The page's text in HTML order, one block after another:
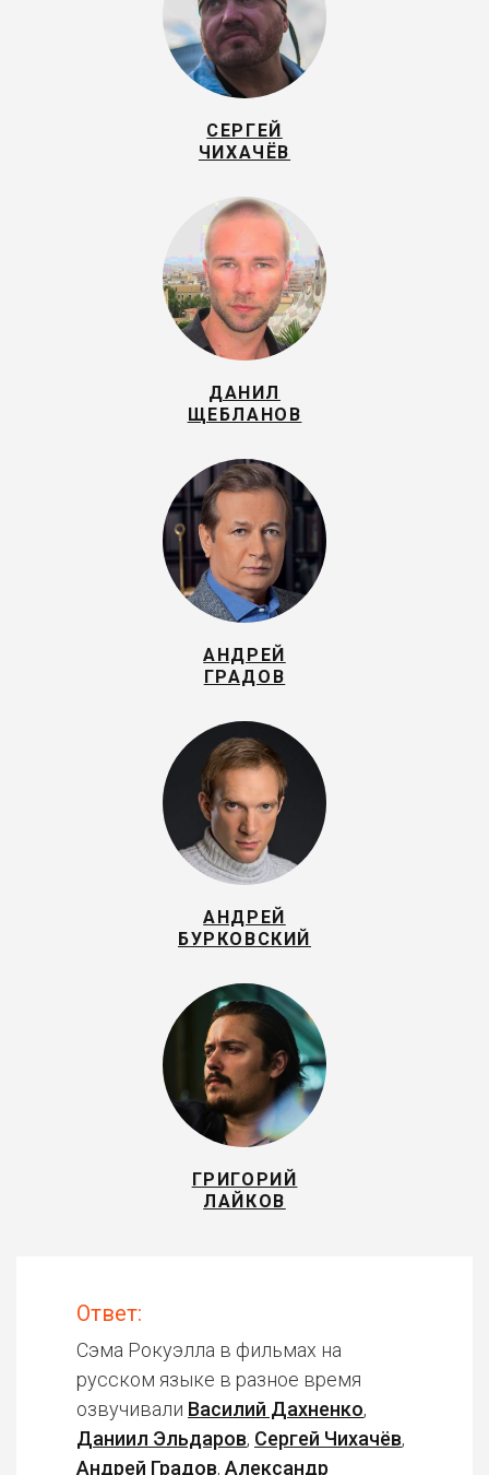
СЕРГЕЙ
ЧИХАЧЁВ
ДАНИЛ
ЩЕБЛАНОВ
АНДРЕЙ
ГРАДОВ
АНДРЕЙ
БУРКОВСКИЙ
ГРИГОРИЙ
ЛАЙКОВ
Ответ:
Сэма Рокуэлла в фильмах на
русском языке в разное время
озвучивали Василий Дахненко,
Даниил Эльдаров, Сергей Чихачёв,
Андрей Градов, Александр